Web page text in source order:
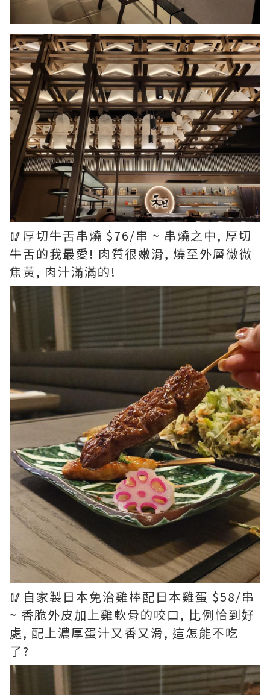
🥢厚切牛舌串燒 $76/串 ~ 串燒之中, 厚切
牛舌的我最愛! 肉質很嫩滑, 燒至外層微微
焦黃, 肉汁滿滿的!
🥢自家製日本免治雞棒配日本雞蛋 $58/串
~ 香脆外皮加上雞軟骨的咬口, 比例恰到好
處, 配上濃厚蛋汁又香又滑, 這怎能不吃
了?